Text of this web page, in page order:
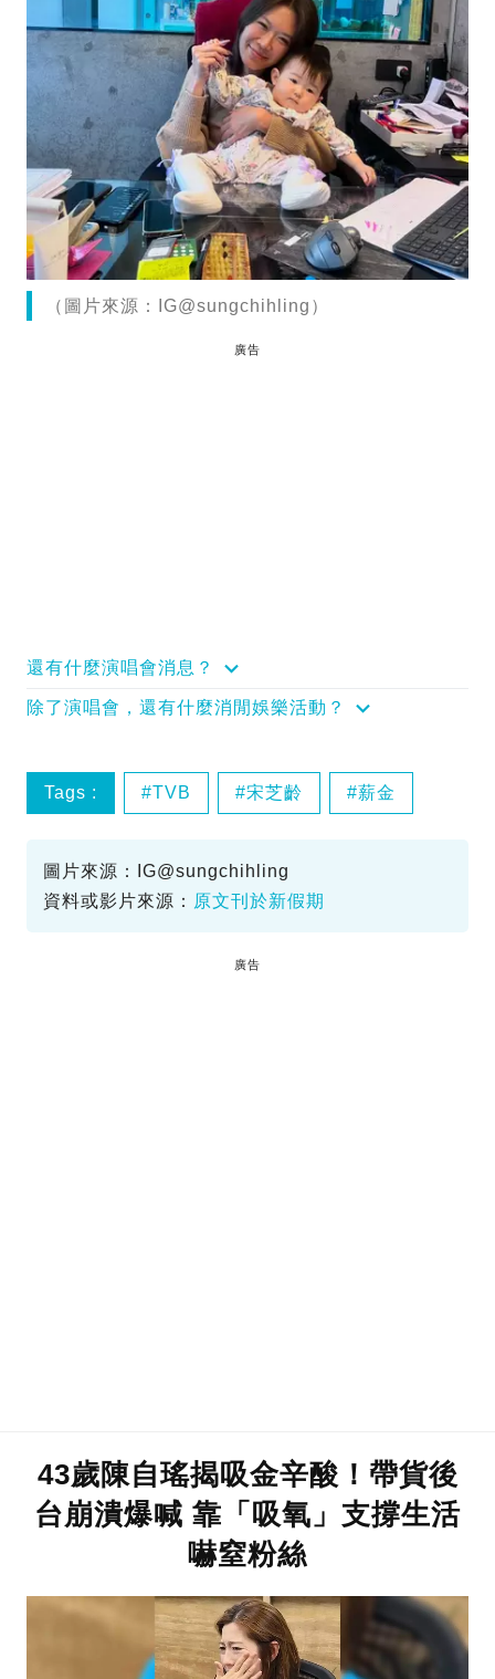
（圖片來源：IG@sungchihling）
廣告
還有什麼演唱會消息？
除了演唱會，還有什麼消閒娛樂活動？
Tags : TVB 宋芝齡 薪金
圖片來源：IG@sungchihling
資料或影片來源： 原文刊於新假期
廣告
43歲陳自瑤揭吸金辛酸！帶貨後
台崩潰爆喊 靠「吸氧」支撐生活
嚇窒粉絲